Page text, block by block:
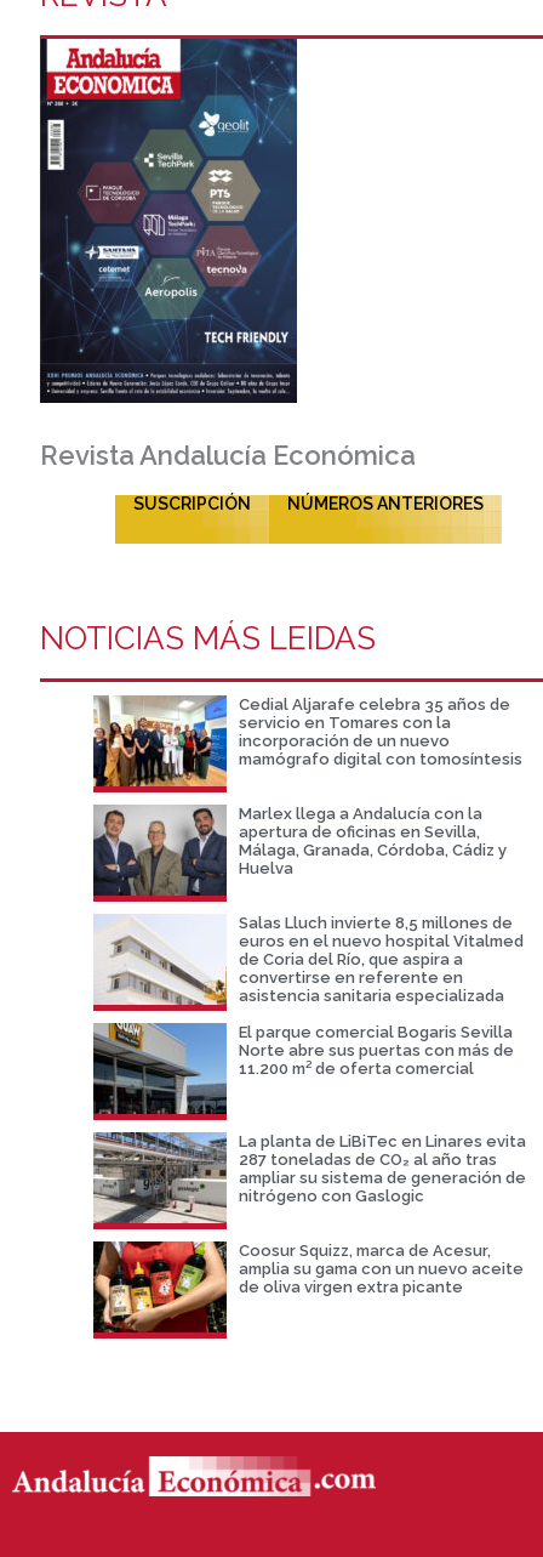
Revista Andalucía Económica
SUSCRIPCIÓN NÚMEROS ANTERIORES
NOTICIAS MÁS LEIDAS
Cedial Aljarafe celebra 35 años de
servicio en Tomares con la
incorporación de un nuevo
mamógrafo digital con tomosíntesis
Marlex llega a Andalucía con la
apertura de oficinas en Sevilla,
Málaga, Granada, Córdoba, Cádiz y
Huelva
Salas Lluch invierte 8,5 millones de
euros en el nuevo hospital Vitalmed
de Coria del Río, que aspira a
convertirse en referente en
asistencia sanitaria especializada
El parque comercial Bogaris Sevilla
Norte abre sus puertas con más de
11.200 m² de oferta comercial
La planta de LiBiTec en Linares evita
287 toneladas de CO₂ al año tras
ampliar su sistema de generación de
nitrógeno con Gaslogic
Coosur Squizz, marca de Acesur,
amplia su gama con un nuevo aceite
de oliva virgen extra picante